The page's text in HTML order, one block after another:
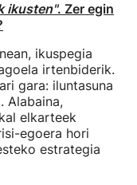
ikusten". Zer egin
ikuspegia
irtenbiderik.
gara: iluntasuna
Alabaina,
elkarteek
egoera hori
estrategia